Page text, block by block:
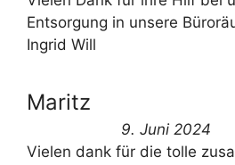
Entsorgung in unsere
Ingrid Will
Maritz
9. Juni 2024
Vielen dank für die tolle